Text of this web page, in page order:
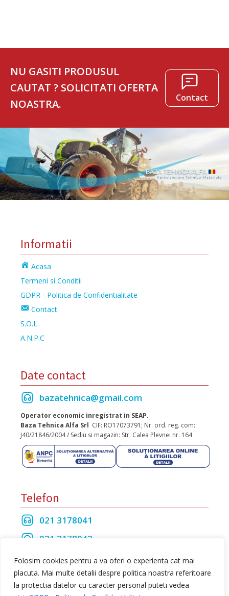
Folosim cookies pentru a va oferi o experienta cat mai
placuta. Mai multe detalii despre politica noastra referitoare
la protectia datelor cu caracter personal puteti vedea
NU GASITI PRODUSUL
CAUTAT ? SOLICITATI OFERTA
NOASTRA.
Contact
Informatii
Acasa
Termeni si Conditii
GDPR - Politica de Confidentialitate
Contact
S.O.L.
A.N.P.C
Date contact
bazatehnica@gmail.com
Operator economic inregistrat in SEAP.
Baza Tehnica Alfa Srl CIF: RO17073791; Nr. ord. reg. com:
J40/21846/2004 / Sediu si magazin: Str. Calea Plevnei nr. 164
Telefon
021 3178041
021 3178042
021 3175208
Toate drepturile rezervate Baza Tehnica Alfa S.R.L